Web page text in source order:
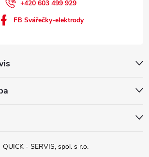
+420 603 499 929
FB Svářečky-elektrody
QUICK - SERVIS, spol. s r.o.